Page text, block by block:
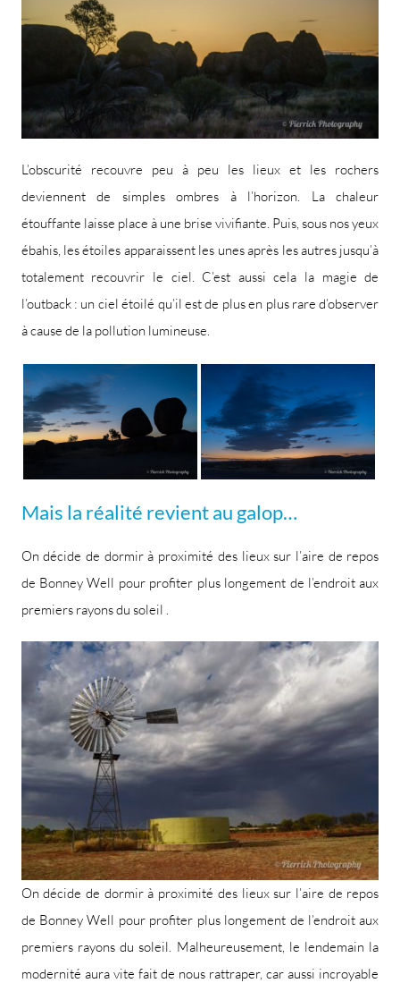
L’obscurité recouvre peu à peu les lieux et les rochers
deviennent de simples ombres à l’horizon. La chaleur
étouffante laisse place à une brise vivifiante. Puis, sous nos yeux
ébahis, les étoiles apparaissent les unes après les autres jusqu’à
totalement recouvrir le ciel. C’est aussi cela la magie de
l’outback : un ciel étoilé qu’il est de plus en plus rare d’observer
à cause de la pollution lumineuse.
Mais la réalité revient au galop…
On décide de dormir à proximité des lieux sur l’aire de repos
de Bonney Well pour profiter plus longement de l’endroit aux
premiers rayons du soleil .
On décide de dormir à proximité des lieux sur l’aire de repos
de Bonney Well pour profiter plus longement de l’endroit aux
premiers rayons du soleil. Malheureusement, le lendemain la
modernité aura vite fait de nous rattraper, car aussi incroyable